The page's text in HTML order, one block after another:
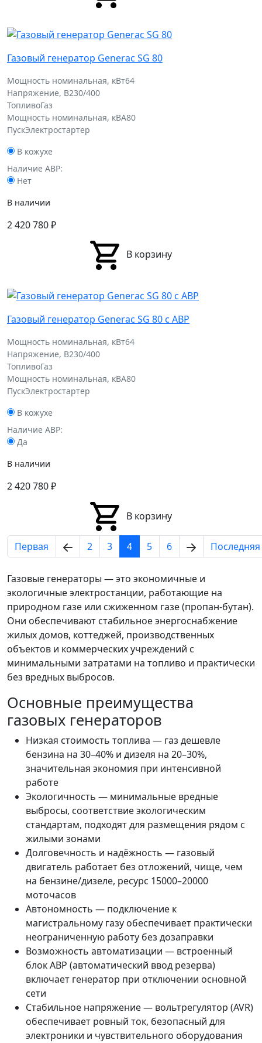
Газовый генератор Generac SG 80
Мощность номинальная, кВт64
Напряжение, В230/400
ТопливоГаз
Мощность номинальная, кВА80
ПускЭлектростартер
В кожухе
Наличие АВР:
Нет
В наличии
2 420 780₽
В корзину
Газовый генератор Generac SG 80 с АВР
Мощность номинальная, кВт64
Напряжение, В230/400
ТопливоГаз
Мощность номинальная, кВА80
ПускЭлектростартер
В кожухе
Наличие АВР:
Да
В наличии
2 420 780₽
В корзину
Первая 2 3 4 5 6 Последняя
Газовые генераторы — это экономичные и
экологичные электростанции, работающие на
природном газе или сжиженном газе (пропан-бутан).
Они обеспечивают стабильное энергоснабжение
жилых домов, коттеджей, производственных
объектов и коммерческих учреждений с
минимальными затратами на топливо и практически
без вредных выбросов.
Основные преимущества
газовых генераторов
Низкая стоимость топлива — газ дешевле
бензина на 30–40% и дизеля на 20–30%,
значительная экономия при интенсивной
работе
Экологичность — минимальные вредные
выбросы, соответствие экологическим
стандартам, подходят для размещения рядом с
жилыми зонами
Долговечность и надёжность — газовый
двигатель работает без отложений, чище, чем
на бензине/дизеле, ресурс 15000–20000
моточасов
Автономность — подключение к
магистральному газу обеспечивает практически
неограниченную работу без дозаправки
Возможность автоматизации — встроенный
блок АВР (автоматический ввод резерва)
включает генератор при отключении основной
сети
Стабильное напряжение — вольтрегулятор (AVR)
обеспечивает ровный ток, безопасный для
электроники и чувствительного оборудования